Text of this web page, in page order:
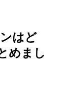
はど
めまし